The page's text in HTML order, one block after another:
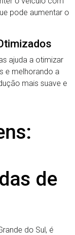
pode aumentar o
ajuda a otimizar
e melhorando a
mais suave e
de
do Sul, é